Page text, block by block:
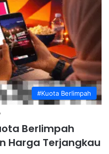
#Kuota Berlimpah
Berlimpah
Harga Terjangkau